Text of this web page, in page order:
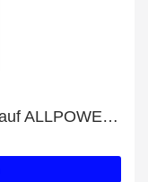
Profitieren Sie von 10% Rabatt auf ALLPOWERS SP18 18V 21W Solarpanel und andere 68-Angebote